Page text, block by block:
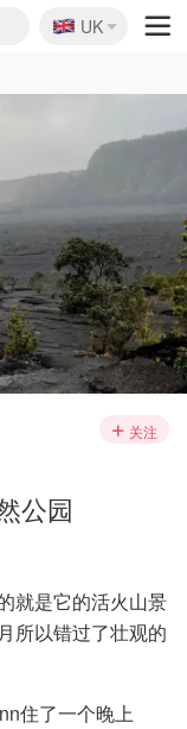
🇬🇧
UK
关注
公园
就是它的活火山景
所以错过了壮观的
住了一个晚上